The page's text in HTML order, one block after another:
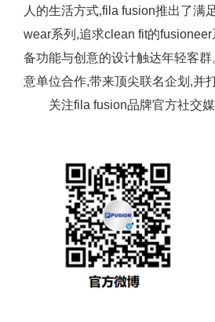
人的生活方式,fila fusion推出了满
wear系列,追求clean fit的
备功能与创意的设计触达年轻客
意单位合作,带来顶尖联名企划,并
关注fila fusion品牌官方社交